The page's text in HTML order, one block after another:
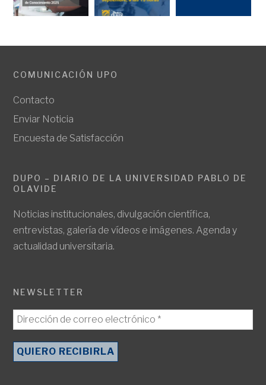
COMUNICACIÓN UPO
Contacto
Enviar Noticia
Encuesta de Satisfacción
DUPO – DIARIO DE LA UNIVERSIDAD PABLO DE
OLAVIDE
Noticias institucionales, divulgación científica,
entrevistas, galería de vídeos e imágenes. Agenda y
actualidad universitaria.
NEWSLETTER